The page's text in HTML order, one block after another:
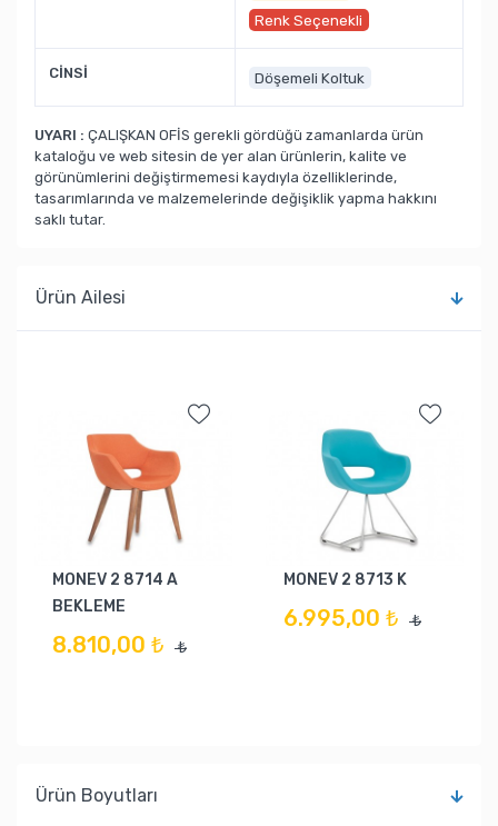
Renk Seçenekli
CİNSİ Döşemeli Koltuk
UYARI : ÇALIŞKAN OFİS gerekli gördüğü zamanlarda ürün
kataloğu ve web sitesin de yer alan ürünlerin, kalite ve
görünümlerini değiştirmemesi kaydıyla özelliklerinde,
tasarımlarında ve malzemelerinde değişiklik yapma hakkını
saklı tutar.
Ürün Ailesi
MONEV 2 8714 A
BEKLEME
8.810,00 ₺ ₺
MONEV 2 8713 K
6.995,00 ₺ ₺
Ürün Boyutları